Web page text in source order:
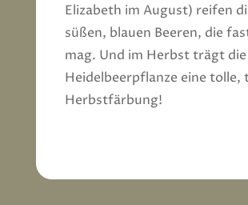
Elizabeth im August) reifen
süßen, blauen Beeren, die
mag. Und im Herbst trägt die
Heidelbeerpflanze eine tolle,
Herbstfärbung!